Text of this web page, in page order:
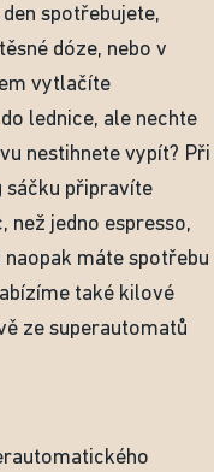
spotřebujete,
dóze, nebo v
vytlačíte
lednice, ale nechte
nestihnete vypít? Při
sáčku připravíte
než jedno espresso,
máte spotřebu
také kilové
ze superautomatů